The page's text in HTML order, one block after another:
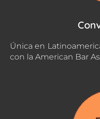
Única en
con la American Bar